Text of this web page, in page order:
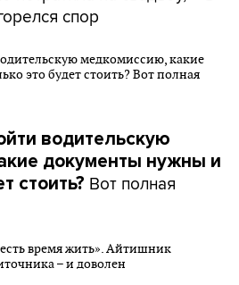
спор
водительскую
документы нужны и
стоить? Вот полная